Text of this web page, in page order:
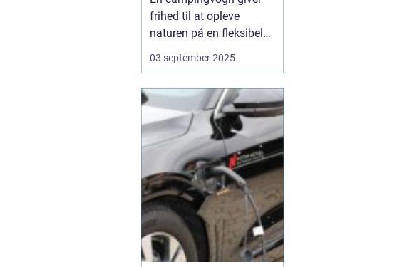
frihed til at opleve
naturen på en fleksibel
og komfortabel måde.
Når du besøger
campingvognen, kan du
både have dit eget lille
hjem med og samtidig
være tæt på ...
03 september 2025